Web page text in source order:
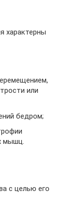
характерны
или
бедром;
мышц.
с целью его